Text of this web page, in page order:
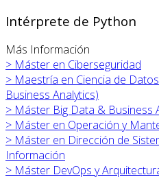
Intérprete de Python
Más Información
> Máster en Ciberseguridad
> Maestría en Ciencia de
Business Analytics)
> Máster Big Data & Business
> Máster en Operación y
> Máster en Dirección de
Información
> Máster DevOps y